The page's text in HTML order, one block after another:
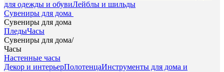
для одежды и обувиЛейблы и шильды
Сувениры для дома
Сувениры для дома
ПледыЧасы
Сувениры для дома/
Часы
Настенные часы
Декор и интерьерПолотенцаИнструменты для дома и